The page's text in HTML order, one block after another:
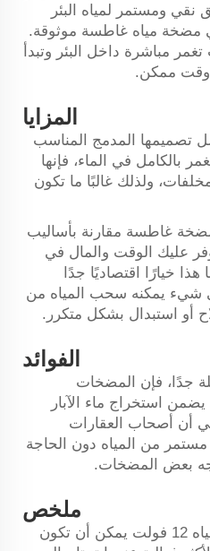
نقي ومستمر لمياه البئر
مضخة مياه غاطسة موثوقة.
مباشرة داخل البئر وتبدأ
ممكن.
المزايا
تصميمها المدمج المناسب
بالكامل في الماء، فإنها
ولذلك غالبًا ما تكون
غاطسة مقارنة بأساليب
عليك الوقت والمال في
هذا خيارًا اقتصاديًا جدًا
شيء يمكنه سحب المياه من
أو استبدال بشكل متكرر.
الفوائد
جدًا، فإن المضخات
استخراج ماء الآبار
أن أصحاب العقارات
من المياه دون الحاجة
بعض المضخات.
ملخص
يمكن أن تكون